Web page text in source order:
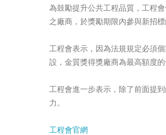
為鼓勵提升公共工程品質，工程
之廠商，於獎勵期限內參與新招
工程會表示，因為法規規定必須
設，金質獎得獎廠商為最高額度
工程會進一步表示，除了前面提
力。
工程會官網